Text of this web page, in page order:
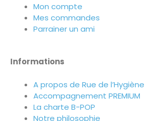
Mon compte
Mes commandes
Parrainer un ami
Informations
A propos de Rue de l’Hygiène
Accompagnement PREMIUM
La charte B-POP
Notre philosophie